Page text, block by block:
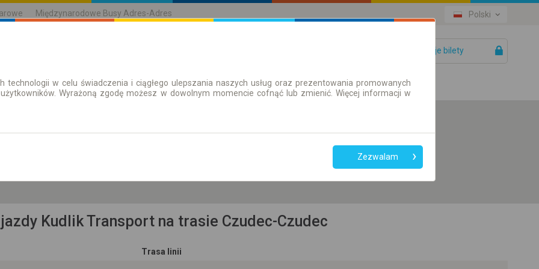
Międzynarodowe Busy Adres-Adres Polski
Twoje bilety
| Bilety Bilety okresowe
przesiadek
Tylko bilet online
jazdy Kudlik Transport na trasie Czudec-Czudec
Trasa linii
technologii w celu świadczenia i ciągłego ulepszania naszych usług oraz prezentowania promowanych
Wyrażoną zgodę możesz w dowolnym momencie cofnąć lub zmienić. Więcej informacji w
Zezwalam